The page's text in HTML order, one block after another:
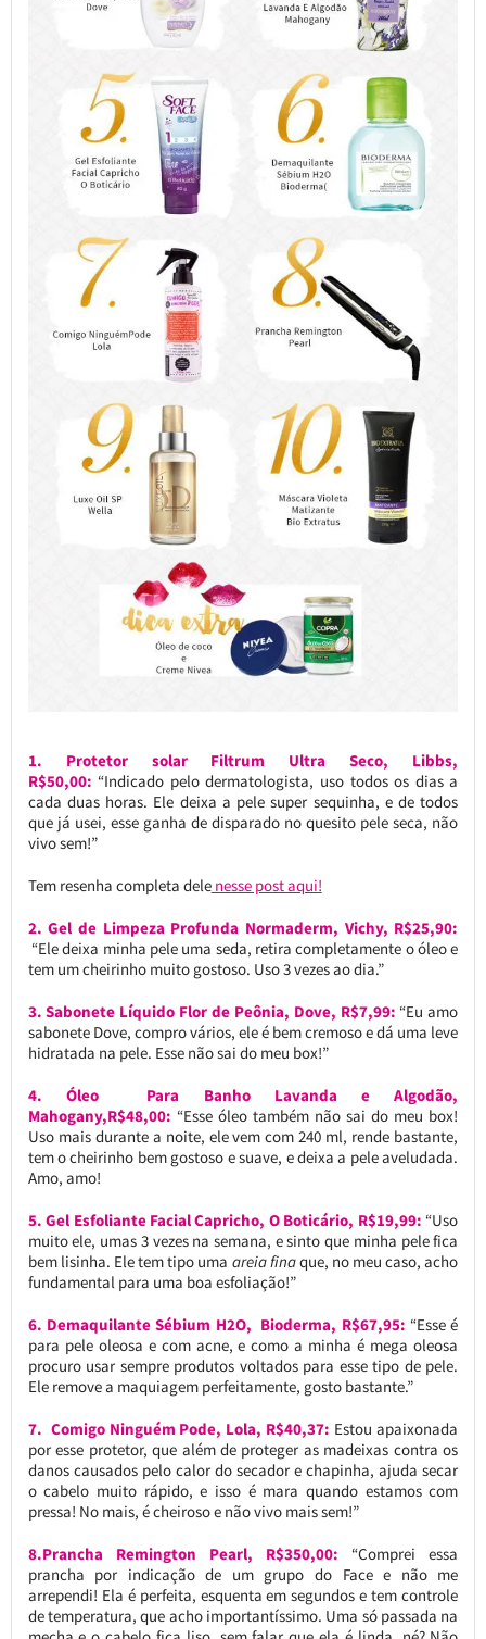
1. Protetor solar Filtrum Ultra Seco, Libbs,
R$50,00: “Indicado pelo dermatologista, uso todos os dias a
cada duas horas. Ele deixa a pele super sequinha, e de todos
que já usei, esse ganha de disparado no quesito pele seca, não
vivo sem!”
Tem resenha completa delenesse post aqui!
2. Gel de Limpeza Profunda Normaderm, Vichy, R$25,90:
“Ele deixa minha pele uma seda, retira completamente o óleo e
tem um cheirinho muito gostoso. Uso 3 vezes ao dia.”
3. Sabonete Líquido Flor de Peônia, Dove, R$7,99: “Eu amo
sabonete Dove, compro vários, ele é bem cremoso e dá uma leve
hidratada na pele. Esse não sai do meu box!”
4. Óleo Para Banho Lavanda e Algodão,
Mahogany,R$48,00: “Esse óleo também não sai do meu box!
Uso mais durante a noite, ele vem com 240 ml, rende bastante,
tem o cheirinho bem gostoso e suave, e deixa a pele aveludada.
Amo, amo!
5. Gel Esfoliante Facial Capricho, O Boticário, R$19,99: “Uso
muito ele, umas 3 vezes na semana, e sinto que minha pele fica
bem lisinha. Ele tem tipo uma areia finaque, no meu caso, acho
fundamental para uma boa esfoliação!”
6. Demaquilante Sébium H2O, Bioderma, R$67,95: “Esse é
para pele oleosa e com acne, e como a minha é mega oleosa
procuro usar sempre produtos voltados para esse tipo de pele.
Ele remove a maquiagem perfeitamente, gosto bastante.”
7. Comigo Ninguém Pode, Lola, R$40,37: Estou apaixonada
por esse protetor, que além de proteger as madeixas contra os
danos causados pelo calor do secador e chapinha, ajuda secar
o cabelo muito rápido, e isso é mara quando estamos com
pressa! No mais, é cheiroso e não vivo mais sem!”
8.Prancha Remington Pearl, R$350,00: “Comprei essa
prancha por indicação de um grupo do Face e não me
arrependi! Ela é perfeita, esquenta em segundos e tem controle
de temperatura, que acho importantíssimo. Uma só passada na